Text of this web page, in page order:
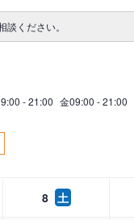
ください。
- 21:00 金09:00 - 21:00
8 土